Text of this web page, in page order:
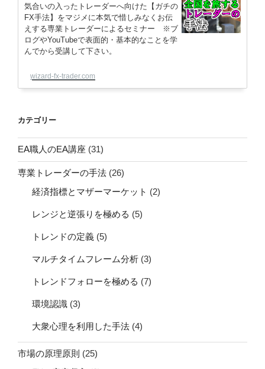
気合いの入ったトレーダーへ向けた【ガチの
FX手法】をマジメに本気で惜しみなくお伝
えする専業トレーダーによるセミナー ※ブ
ログやYouTubeで表面的・基本的なことを学
んでから受講して下さい。
wizard-fx-trader.com
カテゴリー
EA職人のEA講座 (31)
専業トレーダーの手法 (26)
経済指標とマザーマーケット (2)
レンジと逆張りを極める (5)
トレンドの定義 (5)
マルチタイムフレーム分析 (3)
トレンドフォローを極める (7)
環境認識 (3)
大衆心理を利用した手法 (4)
市場の原理原則 (25)